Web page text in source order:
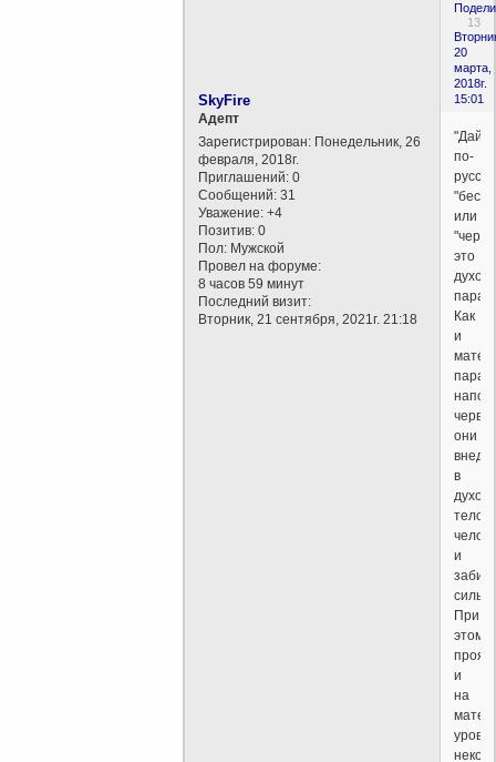
13
20
марта,
2018г.
15:01
SkyFire
Aдепт
Зарегистрирован: Понедельник, 26
февраля, 2018г.
Приглашений: 0
Сообщений: 31
Уважение: +4
Позитив: 0
Пол: Мужской
Провел на форуме:
8 часов 59 минут
Последний визит:
Вторник, 21 сентября, 2021г. 21:18
по-
русски
"бесы"
или
это
Как
и
они
в
тело
и
силы.
При
этом,
и
на